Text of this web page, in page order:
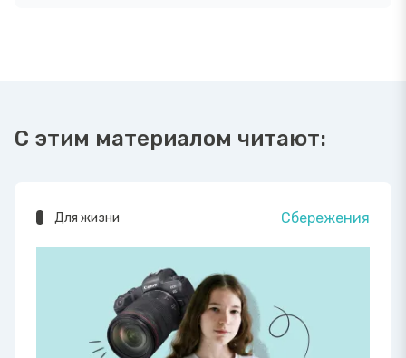
С этим материалом читают:
Для жизни Сбережения